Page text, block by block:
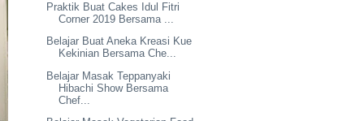
Praktik Buat Cakes Idul Fitri
Corner 2019 Bersama ...
Belajar Buat Aneka Kreasi Kue
Kekinian Bersama Che...
Belajar Masak Teppanyaki
Hibachi Show Bersama
Chef...